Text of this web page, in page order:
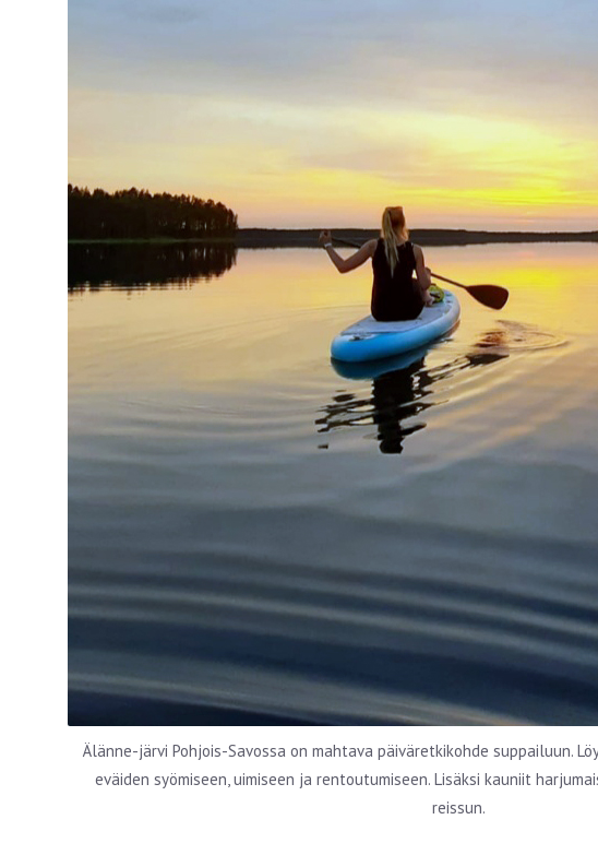
Älänne-järvi Pohjois-Savossa on mahtava päiväretkikohde suppailuun.
eväiden syömiseen, uimiseen ja rentoutumiseen. Lisäksi kauniit
reissun.